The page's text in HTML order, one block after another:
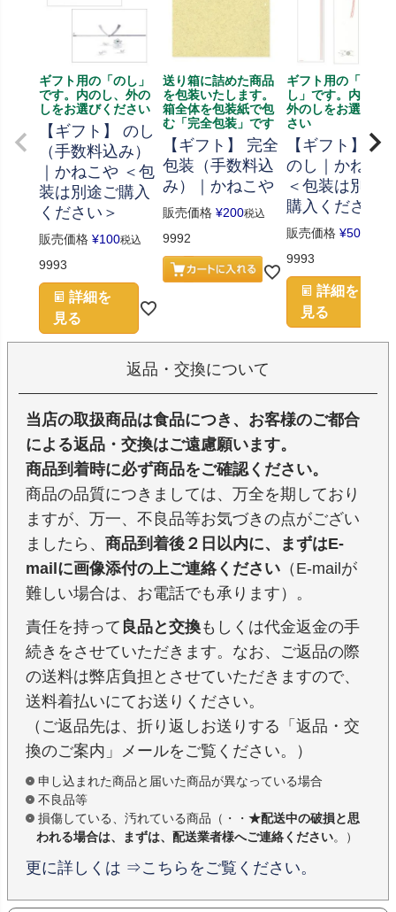
ギフト用の「のし」
です。内のし、外の
しをお選びください
【ギフト】 のし
（手数料込み）
｜かねこや ＜包
装は別途ご購入
ください＞
販売価格 ¥100税込
9993
詳細を
見る
送り箱に詰めた商品
を包装いたします。
箱全体を包装紙で包
む「完全包装」です
【ギフト】 完全
包装（手数料込
み）｜かねこや
販売価格 ¥200税込
9992
ギフト用の「短冊
し」です。内のし
外のしをお選びく
さい
【ギフト】 短
のし｜かねこ
＜包装は別途
購入ください
販売価格 ¥50
9993
詳細を
見る
返品・交換について
当店の取扱商品は食品につき、お客様のご都合
による返品・交換はご遠慮願います。
商品到着時に必ず商品をご確認ください。
商品の品質につきましては、万全を期しており
ますが、万一、不良品等お気づきの点がござい
ましたら、 商品到着後２日以内に、まずはE-
mailに画像添付の上ご連絡ください （E-mailが
難しい場合は、お電話でも承ります）。
責任を持って 良品と交換もしくは代金返金の手
続きをさせていただきます。なお、ご返品の際
の送料は弊店負担とさせていただきますので、
送料着払いにてお送りください。
（ご返品先は、折り返しお送りする「返品・交
換のご案内」メールをご覧ください。）
申し込まれた商品と届いた商品が異なっている場合
不良品等
損傷している、汚れている商品（・・ ★配送中の破損と思
われる場合は、まずは、配送業者様へご連絡ください。）
更に詳しくは ⇒こちらをご覧ください。